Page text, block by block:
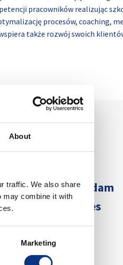
About
traffic. We also share
may combine it with
Marketing
pracowników realizując
procesów, coaching,
także rozwój swoich
veritatis aut
quibusdam
maiores